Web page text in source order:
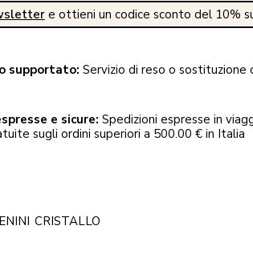
e ottieni un codice sconto del 10%
supportato: Servizio di reso o sostituzione
e sicure: Spedizioni espresse in
sugli ordini superiori a 500.00 € in Italia
CRISTALLO